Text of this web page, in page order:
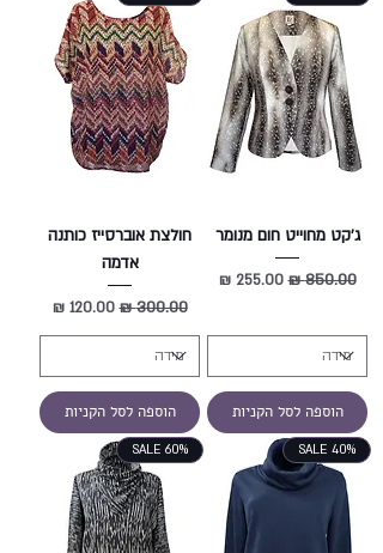
ג'קט מחוייט חום מנומר
מחיר רגיל‏850.00 ‏₪ מחיר מבצע‏255.00 ‏₪
הוספה לסל הקניות
חולצת אוברסייז כותנה
אדמה
מחיר רגיל‏300.00 ‏₪ מחיר מבצע‏120.00 ‏₪
הוספה לסל הקניות
SALE 40%
SALE 60%